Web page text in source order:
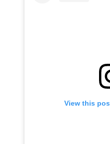
View this